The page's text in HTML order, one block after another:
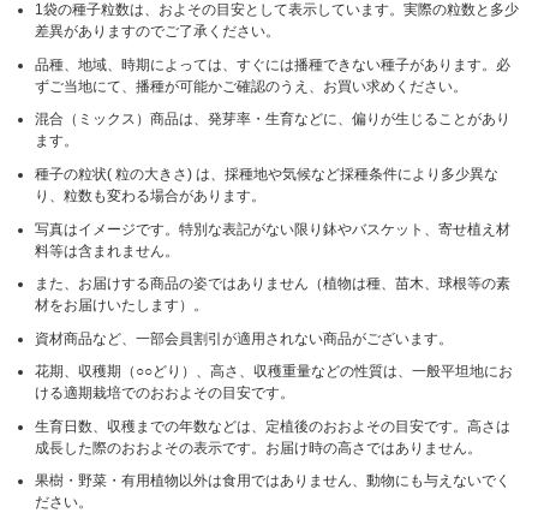
1袋の種子粒数は、およその目安として表示しています。実際の粒数と多少
差異がありますのでご了承ください。
品種、地域、時期によっては、すぐには播種できない種子があります。必
ずご当地にて、播種が可能かご確認のうえ、お買い求めください。
混合（ミックス）商品は、発芽率・生育などに、偏りが生じることがあり
ます。
種子の粒状( 粒の大きさ) は、採種地や気候など採種条件により多少異な
り、粒数も変わる場合があります。
写真はイメージです。特別な表記がない限り鉢やバスケット、寄せ植え材
料等は含まれません。
また、お届けする商品の姿ではありません（植物は種、苗木、球根等の素
材をお届けいたします）。
資材商品など、一部会員割引が適用されない商品がございます。
花期、収穫期（○○どり）、高さ、収穫重量などの性質は、一般平坦地にお
ける適期栽培でのおおよその目安です。
生育日数、収穫までの年数などは、定植後のおおよその目安です。高さは
成長した際のおおよその表示です。お届け時の高さではありません。
果樹・野菜・有用植物以外は食用ではありません、動物にも与えないでく
ださい。